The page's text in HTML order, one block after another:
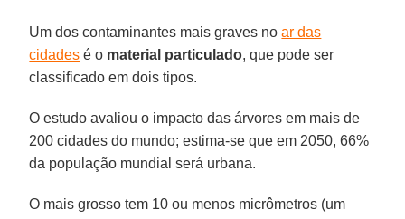
Um dos contaminantes mais graves noar das
cidades é o material particulado, que pode ser
classificado em dois tipos.
O estudo avaliou o impacto das árvores em mais de
200 cidades do mundo; estima-se que em 2050, 66%
da população mundial será urbana.
O mais grosso tem 10 ou menos micrômetros (um